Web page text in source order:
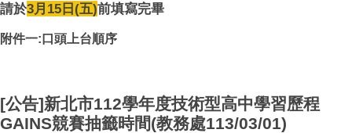
請於3月15日(五)前填寫完畢
附件一:口頭上台順序
[公告]新北市112學年度技術型高中學習歷程
GAINS競賽抽籤時間(教務處113/03/01)